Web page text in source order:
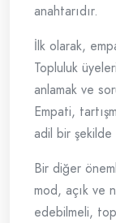
anahtarıdır.
İlk olarak,
Topluluk
anlamak ve
Empati,
adil bir şekilde
Bir diğer
mod, açık ve
edebilmeli,